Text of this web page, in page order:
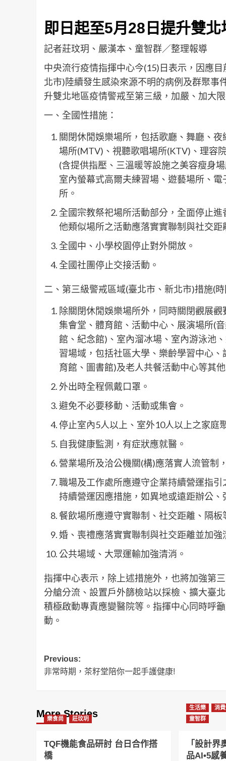
即日起至5月28日提升雙
記者莊玟玥、嚴漢本、童智群／整理報導
中央流行疫情指揮中心今(15)日表示，因應
北市)陸續發生感染來源不明的病例及群聚事
升雙北地區疫情警戒至第三級，加嚴、加大
一、全國性措施：
關閉休閒娛樂場所，包括歌廳、舞廳、
場所(MTV)、視聽歌唱場所(KTV)、理容
(含提供指壓、三溫暖等設施之美容瘦身
室內螢幕式高爾夫練習場、遊藝場所、
所。
全國宗教祭祀場所活動部分，全面停止
他類似場所之活動應落實實聯制與社交距
全國中、小學校園停止對外開放。
全國社團停止交接活動。
二、第三級警戒區域(臺北市、新北市)措施(
除關閉休閒娛樂場所外，同時關閉觀展
集會堂、體育館、活動中心、展演場所(
館、紀念館)、室內溜冰場、室內游泳池
習場域，包括社區大學、樂齡學習中心
育館、圖書館)及老人共餐活動中心等其
外出時全程佩戴口罩。
避免不必要移動、活動或集會。
停止室內5人以上、室外10人以上之家庭
自我健康監測，有症狀應就醫。
營業場所及洽公機關(構)應落實人流管制
職場及工作處所應遵守企業持續營運指
持續營運因應措施，如異地或遠距辦公、
餐飲場所應遵守實聯制、社交距離、隔
婚、喪禮應落實實聯制與社交距離並加強
公共場域、大眾運輸加強清消。
指揮中心表示，除上述措施外，也將加強第
分艙分流、設置戶外篩檢站以採檢、擴大臺
積極啟動專責應變醫院等。指揮中心同時呼
動。
Post
navigation
Previous:
非常時期，茶籽堂陪你一起手護健康!
More Stories
樂食尚 莊玟玥
TQF機能食品研討 台日合作搭
橋
生活樂
消
童智群
「設計
品AI•5感